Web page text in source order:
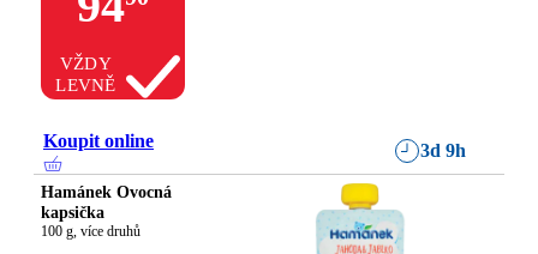
VŽDY
LEVNĚ
Koupit online 3d 9h
Hamánek Ovocná
kapsička
100 g, více druhů